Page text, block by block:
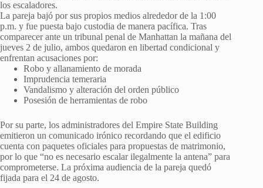
los escaladores.
La pareja bajó por sus propios medios alrededor de la 1:00
p.m. y fue puesta bajo custodia de manera pacífica. Tras
comparecer ante un tribunal penal de Manhattan la mañana del
jueves 2 de julio, ambos quedaron en libertad condicional y
enfrentan acusaciones por:
Robo y allanamiento de morada
Imprudencia temeraria
Vandalismo y alteración del orden público
Posesión de herramientas de robo
Por su parte, los administradores del Empire State Building
emitieron un comunicado irónico recordando que el edificio
cuenta con paquetes oficiales para propuestas de matrimonio,
por lo que “no es necesario escalar ilegalmente la antena” para
comprometerse. La próxima audiencia de la pareja quedó
fijada para el 24 de agosto.